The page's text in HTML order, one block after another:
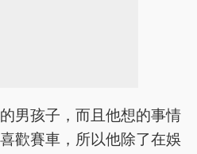
男孩子，而且他想的事情
歡賽車，所以他除了在娛